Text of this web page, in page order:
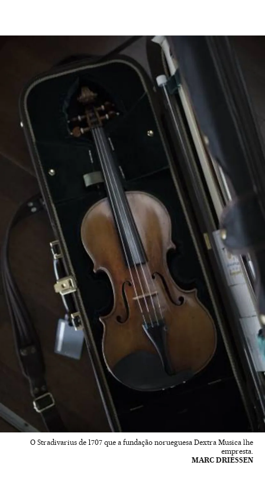
O Stradivarius de 1707 que a fundação norueguesa Dextra Musica lhe
empresta.
MARC DRIESSEN